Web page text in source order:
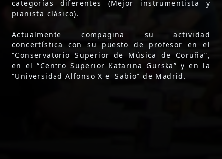
categorías diferentes (Mejor instrumentista y
pianista clásico).
Actualmente compagina su actividad
concertística con su puesto de profesor en el
“Conservatorio Superior de Música de Coruña”,
en el “Centro Superior Katarina Gurska” y en la
“Universidad Alfonso X el Sabio” de Madrid.